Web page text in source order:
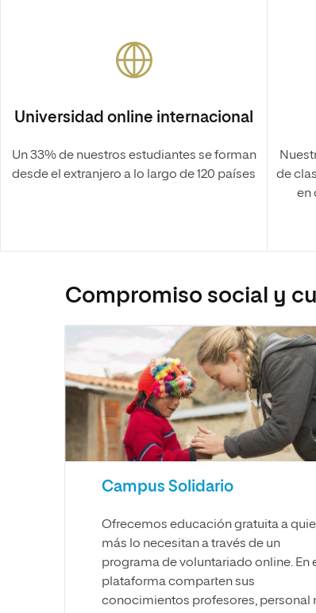
Universidad online internacional
Un 33% de nuestros estudiantes se forman
desde el extranjero a lo largo de 120 países
de
en
Compromiso social y
Campus Solidario
Ofrecemos educación gratuita a
más lo necesitan a través de un
programa de voluntariado online. En
plataforma comparten sus
conocimientos profesores, personal